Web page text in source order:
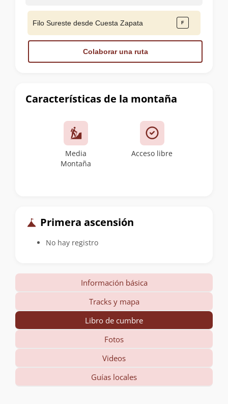
Características de la montaña
Media
Montaña
Acceso libre
Primera ascensión
No hay registro
Filo Sureste desde Cuesta Zapata
Colaborar una ruta
Información básica
Tracks y mapa
Libro de cumbre
Fotos
Videos
Guías locales